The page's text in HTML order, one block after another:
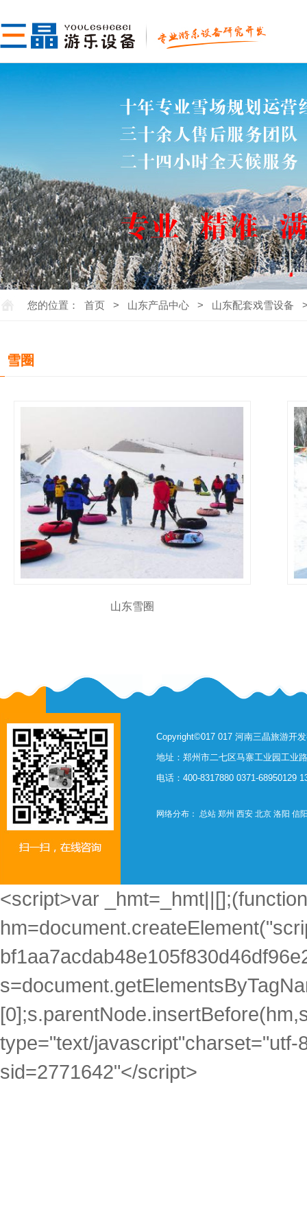
您的位置： 首页 > 山东产品中心 > 山东配套戏雪设备
雪圈
山东雪圈
Copyright©017 017 河南三晶旅游开
地址：郑州市二七区马寨工业园工业
电话：400-8317880 0371-68950129
网络分布： 总站 郑州 西安 北京 洛阳 信
<script>var
type="text/
sid=2771642"</script>